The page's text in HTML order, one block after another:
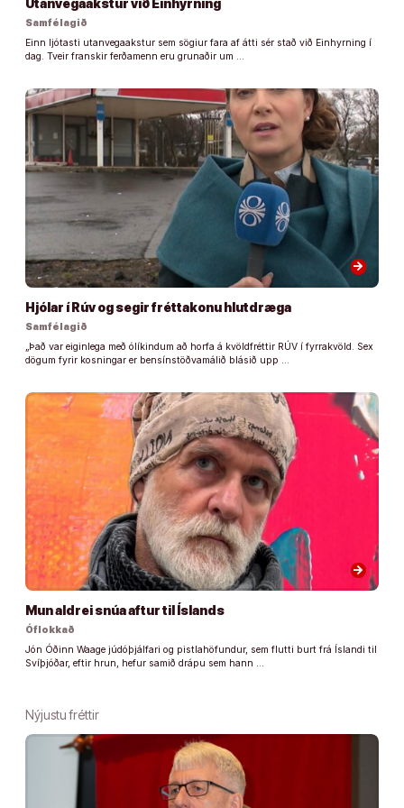
Utanvegaakstur við Einhyrning
Samfélagið
Einn ljótasti utanvegaakstur sem sögiur fara af átti sér stað við Einhyrning í
dag. Tveir franskir ferðamenn eru grunaðir um …
arrow_forward
Hjólar í Rúv og segir fréttakonu hlutdræga
Samfélagið
„Það var eiginlega með ólíkindum að horfa á kvöldfréttir RÚV í fyrrakvöld. Sex
dögum fyrir kosningar er bensínstöðvamálið blásið upp …
arrow_forward
Mun aldrei snúa aftur til Íslands
Óflokkað
Jón Óðinn Waage júdóþjálfari og pistlahöfundur, sem flutti burt frá Íslandi til
Svíþjóðar, eftir hrun, hefur samið drápu sem hann …
Nýjustu fréttir